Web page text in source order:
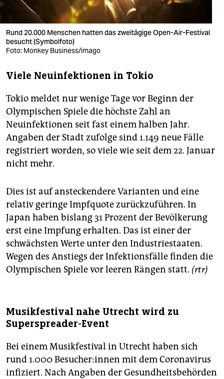
veranstaltungen
shop
fragen & hilfe
abo
genossenschaft
epaper login
Rund 20.000 Menschen hatten das zweitägige Open-Air-Festival
besucht (Symbolfoto)
Foto: Monkey Business/imago
Viele Neuinfektionen in Tokio
Tokio meldet nur wenige Tage vor Beginn der
Olympischen Spiele die höchste Zahl an
Neuinfektionen seit fast einem halben Jahr.
Angaben der Stadt zufolge sind 1.149 neue Fälle
registriert worden, so viele wie seit dem 22. Januar
nicht mehr.
Dies ist auf ansteckendere Varianten und eine
relativ geringe Impfquote zurückzuführen. In
Japan haben bislang 31 Prozent der Bevölkerung
erst eine Impfung erhalten. Das ist einer der
schwächsten Werte unter den Industriestaaten.
Wegen des Anstiegs der Infektionsfälle finden die
Olympischen Spiele vor leeren Rängen statt. (rtr)
Musikfestival nahe Utrecht wird zu
Superspreader-Event
Bei einem Musikfestival in Utrecht haben sich
rund 1.000 Be­su­che­r:in­nen mit dem Coronavirus
infiziert. Nach Angaben der Gesundheitsbehörden